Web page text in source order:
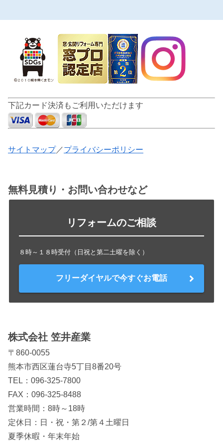
下記カード決済もご利用いただけます
サイトマップ／プライバシーポリシー
無料見積り・お問い合わせなど
リフォームのご相談
８時～１８時受付（日祝と第二土曜を除く）
フリーダイヤルで今すぐお電話
株式会社 笠井産業
〒860-0055
熊本市西区蓮台寺5丁目8番20号
TEL： 096-325-7800
FAX：096-325-8488
営業時間：8時～18時
定休日：日・祝・第２/第４土曜日
夏季休暇・年末年始